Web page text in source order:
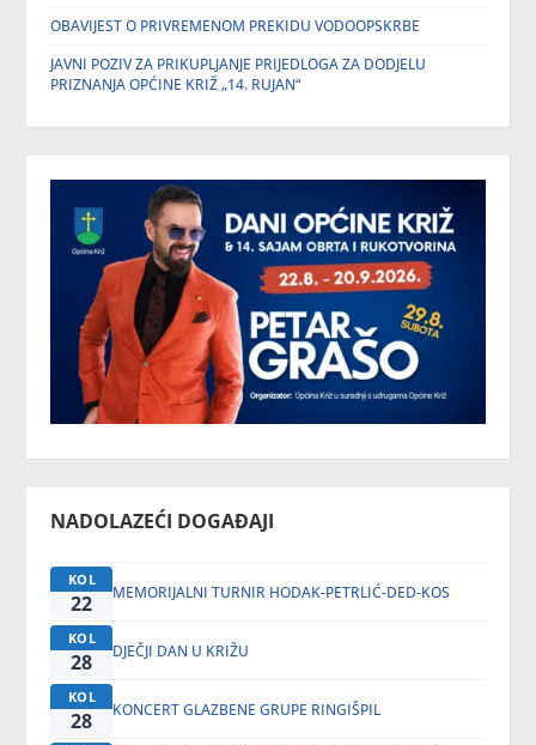
OBAVIJEST O PRIVREMENOM PREKIDU VODOOPSKRBE
JAVNI POZIV ZA PRIKUPLJANJE PRIJEDLOGA ZA DODJELU
PRIZNANJA OPĆINE KRIŽ „14. RUJAN“
NADOLAZEĆI DOGAĐAJI
KOL
22 MEMORIJALNI TURNIR HODAK-PETRLIĆ-DED-KOS
KOL
28 DJEČJI DAN U KRIŽU
KOL
28 KONCERT GLAZBENE GRUPE RINGIŠPIL